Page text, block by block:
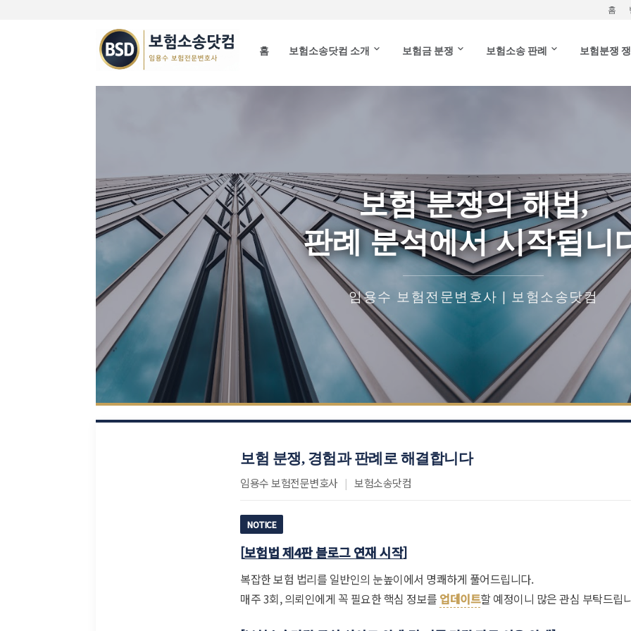
홈
홈 보험소송닷컴 소개 보험금 분쟁 보험소송 판례 보험분쟁
보험 분쟁의 해법,
판례 분석에서 시작됩니
임용수 보험전문변호사 | 보험소송닷컴
보험 분쟁, 경험과 판례로 해결합니다
임용수 보험전문변호사 | 보험소송닷컴
NOTICE
[보험법 제4판 블로그 연재 시작]
복잡한 보험 법리를 일반인의 눈높이에서 명쾌하게 풀어드립니다.
매주 3회, 의뢰인에게 꼭 필요한 핵심 정보를 업데이트할 예정이니 많은 관심 부탁드립